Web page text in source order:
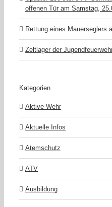
offenen Tür am Samstag,
Rettung eines Mauerseglers
Zeltlager der
Kategorien
Aktive Wehr
Aktuelle Infos
Atemschutz
ATV
Ausbildung